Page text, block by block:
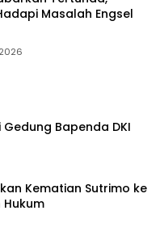
Masalah Engsel
Bapenda DKI
Kematian Sutrimo ke
Hukum